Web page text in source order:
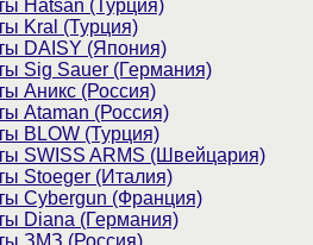
Hatsan (Турция)
Kral (Турция)
DAISY (Япония)
Sig Sauer (Германия)
Аникс (Россия)
Ataman (Россия)
BLOW (Турция)
SWISS ARMS (Швейцария)
Stoeger (Италия)
Cybergun (Франция)
Diana (Германия)